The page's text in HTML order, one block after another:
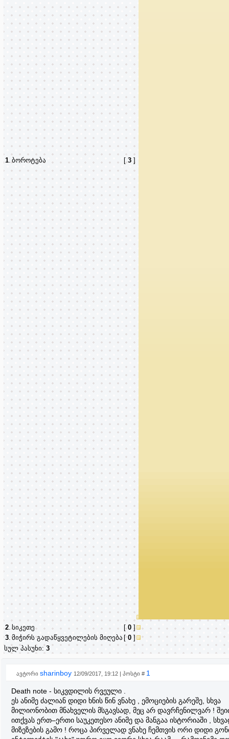
1. ბოროტება [3 ]
2. სიკეთე [0 ]
3. მიჭირს გადაწყვეტილების მიღება [0 ]
სულ პასუხი:3
ავტორი sharinboy 12/09/2017, 19:12 | პოსტი # 1
Death note - სიკვდილის რვეული .
ეს ანიმე ძალიან დიდი ხნის წინ ვნახე , ემოციების გარეშე, სხვა
მილიონობით მნახველის მსგავსად, მეც არ დავრჩენილვარ !
ითქვას ერთ–ერთი საუკეთესო ანიმე და მანგაა ისტორიაში ,
მიზეზების გამო ! როცა პირველად ვნახე ჩემთვის ორი დიდი